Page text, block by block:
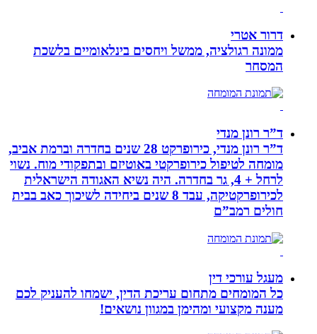
דרור אטרי
ממונה רגולציה, ממשל ויחסים בינלאומיים בלשכת
המסחר
ד”ר רונן מנדי
ד”ר רונן מנדי, כירופרקט 28 שנים בחדרה וברמת אביב,
מומחה לטיפול כירופרקטי באוטיזם ובתפקודי מוח. נשוי
לרחל + 4, גר בחדרה. היה נשיא האגודה הישראלית
לכירופרקטיקה, עבד 8 שנים ביחידה לשיכוך כאב בבית
חולים רמב”ם
מעגל עורכי דין
כל המומחים מתחום עריכת הדין, ישמחו להעניק לכם
מענה מקצועי ומהימן במגוון נושאים!